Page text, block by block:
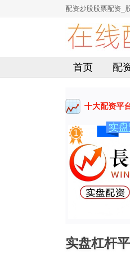
配资炒股股票配资_
首页 配
十大配资平
实盘杠杆